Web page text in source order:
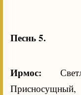
Песнь 5.
Ирмос: